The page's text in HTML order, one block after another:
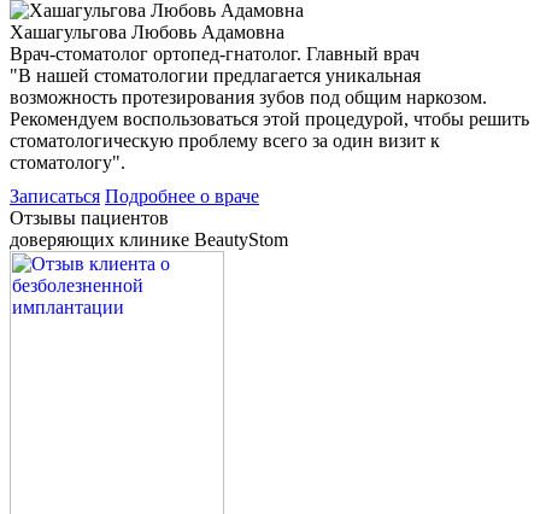
Хашагульгова Любовь Адамовна
Врач-стоматолог ортопед-гнатолог. Главный врач
"В нашей стоматологии предлагается уникальная
возможность протезирования зубов под общим наркозом.
Рекомендуем воспользоваться этой процедурой, чтобы решить
стоматологическую проблему всего за один визит к
стоматологу".
Записаться Подробнее о враче
Отзывы пациентов
доверяющих клинике BeautyStom